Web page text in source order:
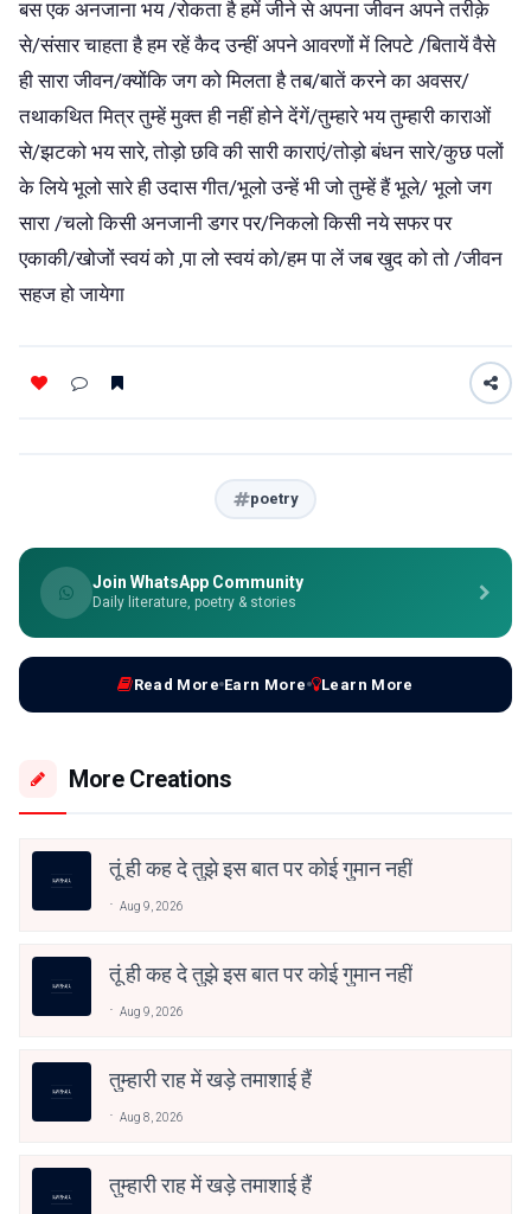
बस एक अनजाना भय /रोकता है हमें जीने से अपना जीवन अपने तरीक़े
से/संसार चाहता है हम रहें कैद उन्हीं अपने आवरणों में लिपटे /बितायें वैसे
ही सारा जीवन/क्योंकि जग को मिलता है तब/बातें करने का अवसर/
तथाकथित मित्र तुम्हें मुक्त ही नहीं होने देंगें/तुम्हारे भय तुम्हारी काराओं
से/झटको भय सारे, तोड़ो छवि की सारी काराएं/तोड़ो बंधन सारे/कुछ पलों
के लिये भूलो सारे ही उदास गीत/भूलो उन्हें भी जो तुम्हें हैं भूले/ भूलो जग
सारा /चलो किसी अनजानी डगर पर/निकलो किसी नये सफर पर
एकाकी/खोजों स्वयं को ,पा लो स्वयं को/हम पा लें जब खुद को तो /जीवन
सहज हो जायेगा
poetry
Join WhatsApp Community
Daily literature, poetry & stories
Read More Earn More Learn More
More Creations
तूं ही कह दे तुझे इस बात पर कोई गुमान नहीं
Aug 9, 2026
तूं ही कह दे तुझे इस बात पर कोई गुमान नहीं
Aug 9, 2026
तुम्हारी राह में खड़े तमाशाई हैं
Aug 8, 2026
तुम्हारी राह में खड़े तमाशाई हैं